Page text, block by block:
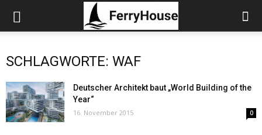
SCHLAGWORTE: WAF
Deutscher Architekt baut „World Building of the
Year“
16. November 2015 0